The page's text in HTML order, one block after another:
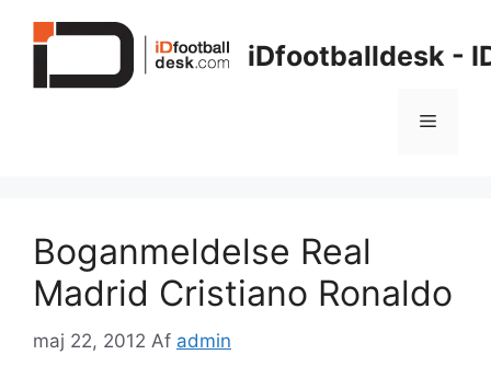
iDfootballdesk -
Menu
Boganmeldelse Real
Madrid Cristiano Ronaldo
maj 22, 2012 Af admin